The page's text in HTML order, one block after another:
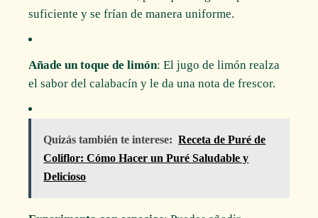
suficiente y se frían de manera uniforme.
Añade un toque de limón: El jugo de limón realza
el sabor del calabacín y le da una nota de frescor.
Quizás también te interese: Receta de Puré de
Coliflor: Cómo Hacer un Puré Saludable y
Delicioso